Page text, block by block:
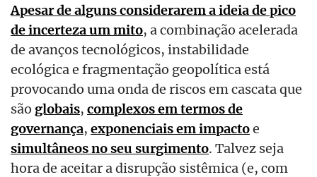
Apesar de alguns considerarem a ideia de pico
de incerteza um mito, a combinação acelerada
de avanços tecnológicos, instabilidade
ecológica e fragmentação geopolítica está
provocando uma onda de riscos em cascata que
são globais, complexos em termos de
governança, exponenciais em impactoe
simultâneos no seu surgimento. Talvez seja
hora de aceitar a disrupção sistêmica (e, com